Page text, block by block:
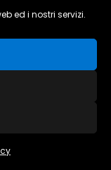
ed i nostri servizi.